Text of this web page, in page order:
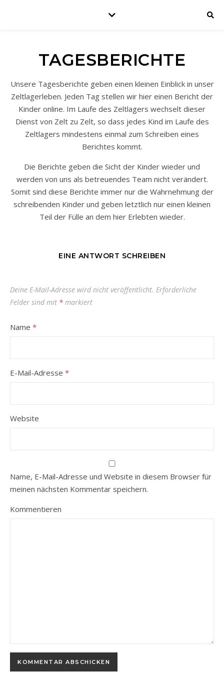
TAGESBERICHTE
Unsere Tagesberichte geben einen kleinen Einblick in unser
Zeltlagerleben. Jeden Tag stellen wir hier einen Bericht der
Kinder online. Im Laufe des Zeltlagers wechselt dieser
Dienst von Zelt zu Zelt, so dass jedes Kind im Laufe des
Zeltlagers mindestens einmal zum Schreiben eines
Berichtes kommt.
Die Berichte geben die Sicht der Kinder wieder und
werden von uns als betreuendes Team nicht verändert.
Somit sind diese Berichte immer nur die Wahrnehmung der
schreibenden Kinder und geben letztlich nur einen kleinen
Teil der Fülle an dem hier Erlebten wieder.
EINE ANTWORT SCHREIBEN
Deine E-Mail-Adresse wird nicht veröffentlicht. Erforderliche
Felder sind mit * markiert
Name *
E-Mail-Adresse *
Website
Name, E-Mail-Adresse und Website in diesem Browser für
meinen nächsten Kommentar speichern.
Kommentieren